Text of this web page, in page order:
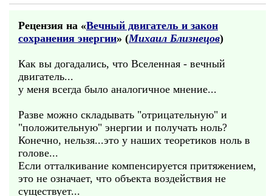
Рецензия на «Вечный двигатель и закон
сохранения энергии» (Михаил Близнецов)
Как вы догадались, что Вселенная - вечный
двигатель...
у меня всегда было аналогичное мнение...
Разве можно складывать "отрицательную" и
"положительную" энергии и получать ноль?
Конечно, нельзя...это у наших теоретиков ноль в
голове...
Если отталкивание компенсируется притяжением,
это не означает, что объекта воздействия не
существует...